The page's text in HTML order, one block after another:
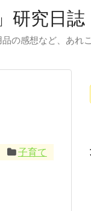
研究日誌
の感想など、あれ
子育て